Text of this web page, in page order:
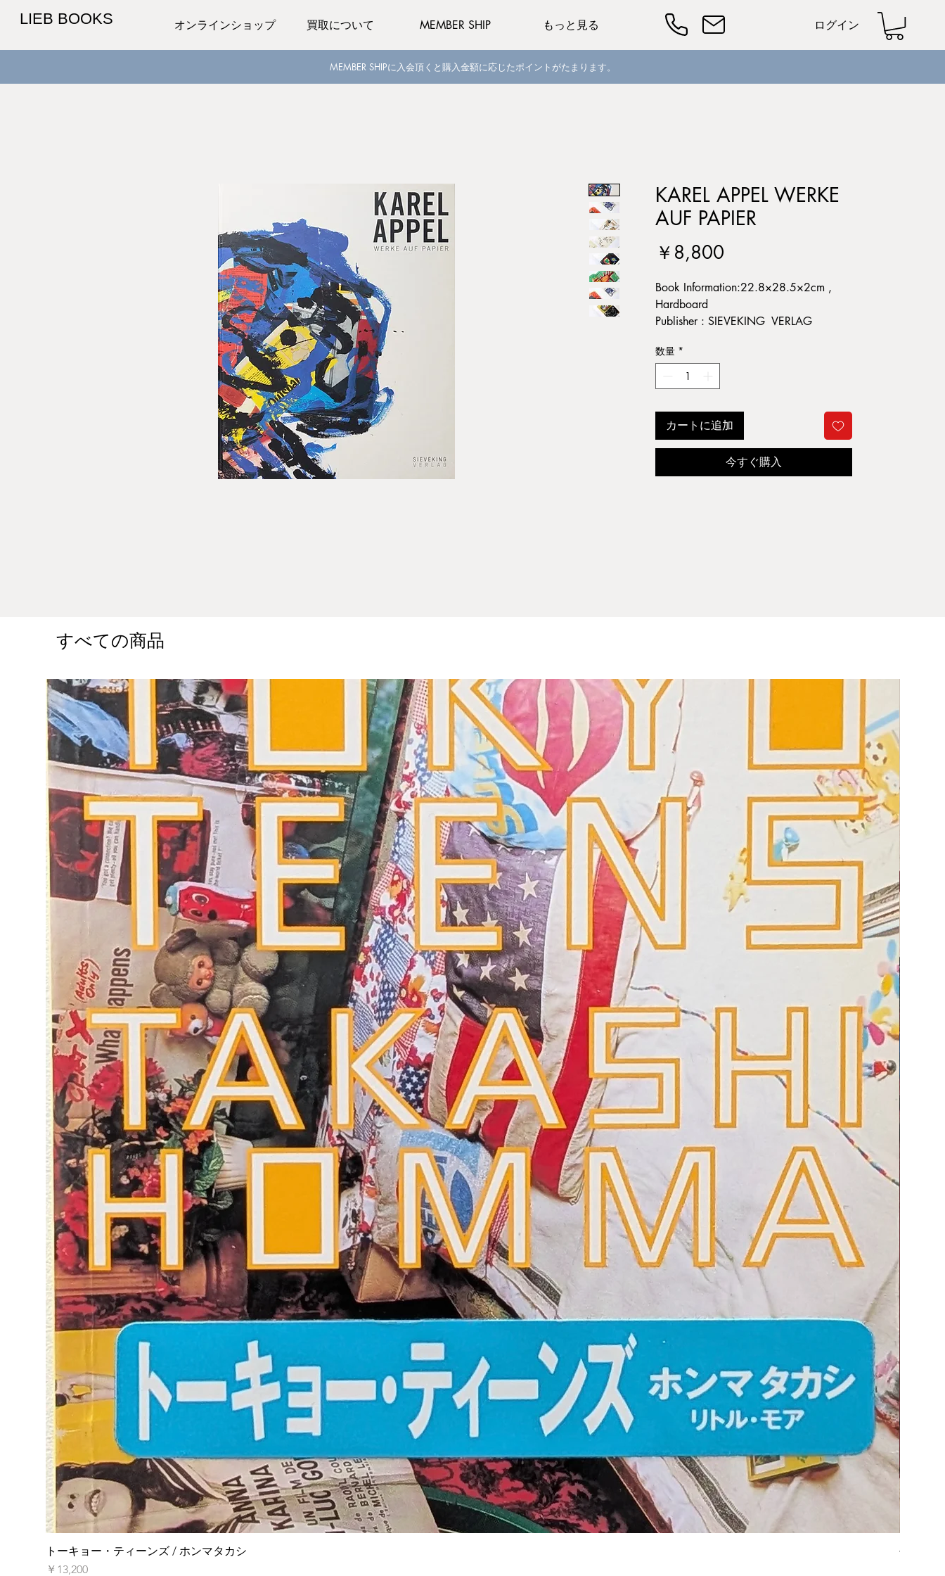
LIEB BOOKS オンラインショップ 買取について MEMBER SHIP もっと見る ログイン
MEMBER SHIPに入会頂くと購入金額に応じたポイントがたまります。
KAREL APPEL WERKE
AUF PAPIER
￥8,800
格
Book Information:22.8×28.5×2cm ,
Hardboard
Publisher : SIEVEKING VERLAG
Condition : 目立つ痛みなし
数量 *
カートに追加
今すぐ購入
すべての商品
トーキョー・ティーンズ / ホンマタカシ
価格
￥13,200
平凡パ